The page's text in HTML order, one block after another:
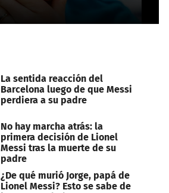
La sentida reacción del
Barcelona luego de que Messi
perdiera a su padre
No hay marcha atrás: la
primera decisión de Lionel
Messi tras la muerte de su
padre
¿De qué murió Jorge, papá de
Lionel Messi? Esto se sabe de